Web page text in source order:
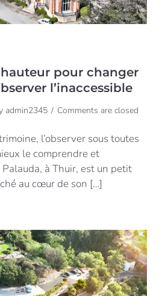
pour changer
l’inaccessible
admin2345 Comments are closed
l’observer sous toutes
le comprendre et
à Thuir, est un petit
au cœur de son […]